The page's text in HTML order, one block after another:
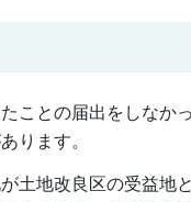
ことの届出をしなか
ります。
土地改良区の受益地